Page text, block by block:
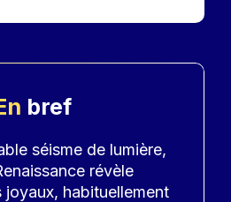
bref
séisme de lumière,
révèle
joyaux, habituellement